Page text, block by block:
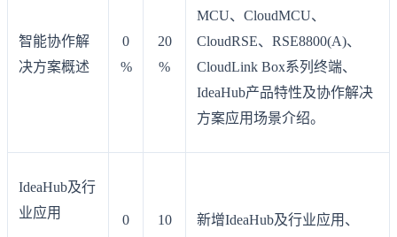
智能协作解
决方案概述
0
%
20
%
MCU、CloudMCU、
CloudRSE、RSE8800(A)、
CloudLink Box系列终端、
IdeaHub产品特性及协作解决
方案应用场景介绍。
IdeaHub及行
业应用
0
10
新增IdeaHub及行业应用、